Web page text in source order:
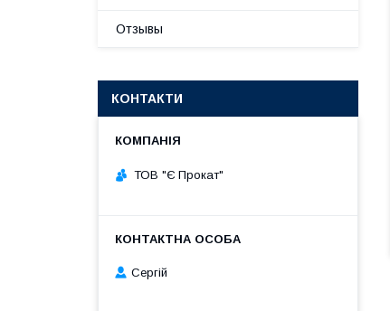
Отзывы
КОНТАКТИ
ТОВ "Є Прокат"
Сергій